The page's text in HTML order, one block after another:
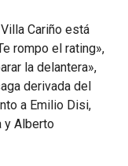
Cariño está
rompo el rating»,
la delantera»,
derivada del
a Emilio Disi,
y Alberto